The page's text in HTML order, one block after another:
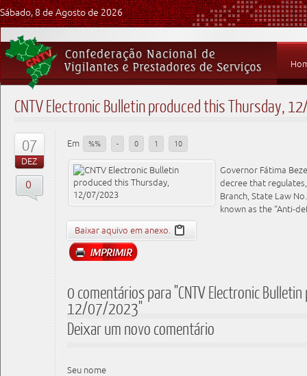
Sábado, 8 de Agosto de 2026
CNTV Electronic Bulletin produced this Thursday,
07
DEZ
0
Em %% - 0 1 10
Governor Fátima
decree that
Branch, State Law
known as the “Anti-
Baixar aquivo em anexo.
0 comentários para "CNTV Electronic
12/07/2023"
Deixar um novo comentário
Seu nome